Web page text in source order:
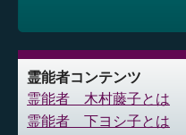
霊能者コンテンツ
霊能者 木村藤子とは
霊能者 下ヨシ子とは